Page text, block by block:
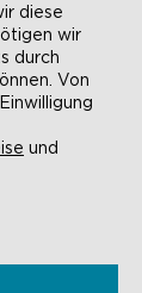
diese
wir
durch
Von
und